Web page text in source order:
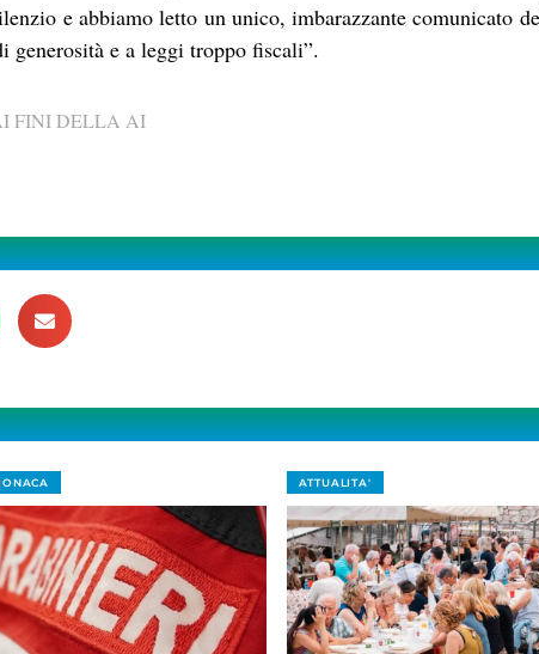
e abbiamo letto un unico, imbarazzante comunicato
generosità e a leggi troppo fiscali”.
FINI DELLA AI
ATTUALITA'